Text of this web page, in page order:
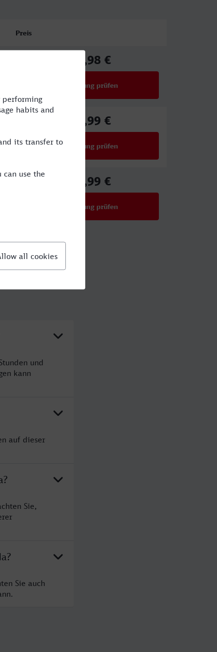
Preis
17,98 €
Verbindung prüfen
22,99 €
Verbindung prüfen
25,99 €
Verbindung prüfen
und
kann
auf dieser
Sie,
Sie auch